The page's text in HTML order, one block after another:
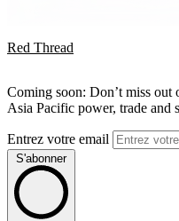
Red Thread
Coming soon: Don’t miss
Asia Pacific power, trade and
Entrez votre email
S'abonner